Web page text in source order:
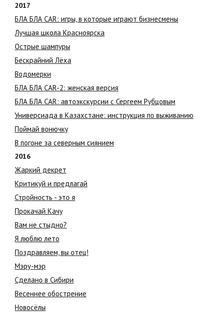
2017
БЛА БЛА CAR: игры, в которые играют бизнесмены
Лучшая школа Красноярска
Острые шампуры
Бескрайний Лёха
Водомерки
БЛА БЛА CAR-2: женская версия
БЛА БЛА CAR: автоэкскурсии с Сергеем Рубцовым
Универсиада в Казахстане: инструкция по выживанию
Поймай вонючку
В погоне за северным сиянием
2016
Жаркий декрет
Критикуй и предлагай
Стройность - это я
Прокачай Качу
Вам не стыдно?
Я люблю лето
Поздравляем, вы отец!
Мэру-мэр
Сделано в Сибири
Весеннее обострение
Новосёлы